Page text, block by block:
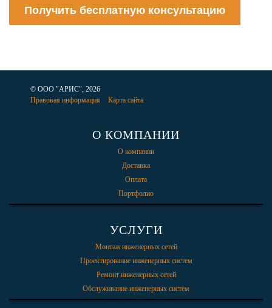
Получить бесплатную консультацию
© ООО "АРИС", 2026
Правовая информация
Карта сайта
О КОМПАНИИ
О компании
Доставка
Оплата
Портфолио
УСЛУГИ
Монтаж инженерных сетей
Проектирование инженерных систем
Ремонт инженерных сетей
Обслуживание инженерных систем